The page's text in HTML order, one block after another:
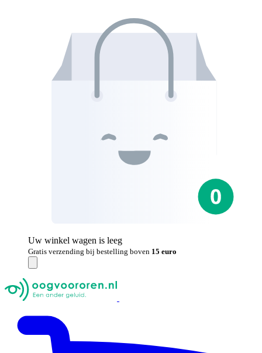
Uw winkel wagen is leeg
Gratis verzending bij bestelling boven 15 euro